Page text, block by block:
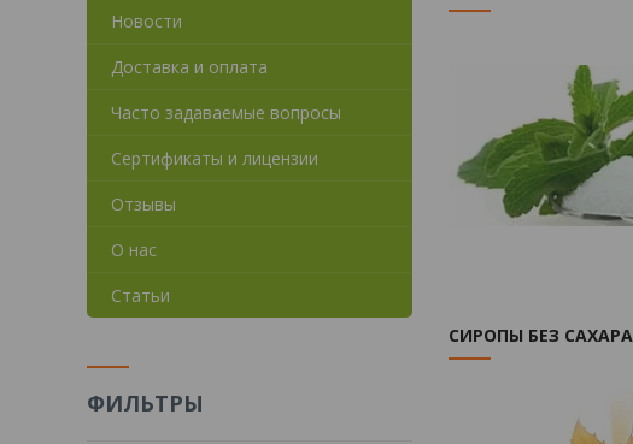
СИРОПЫ БЕЗ САХАРА
Новости
Доставка и оплата
Часто задаваемые вопросы
Сертификаты и лицензии
Отзывы
О нас
Статьи
ФИЛЬТРЫ